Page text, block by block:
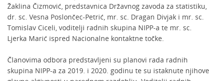
Žaklina Čizmović, predstavnica Državnog zavoda za statistiku,
dr. sc. Vesna Poslončec-Petrić, mr. sc. Dragan Divjak i mr. sc.
Tomislav Ciceli, voditelji radnih skupina NIPP-a te mr. sc.
Ljerka Marić ispred Nacionalne kontaktne točke.
Članovima odbora predstavljeni su planovi rada radnih
skupina NIPP-a za 2019. i 2020. godinu te su istaknute njihove